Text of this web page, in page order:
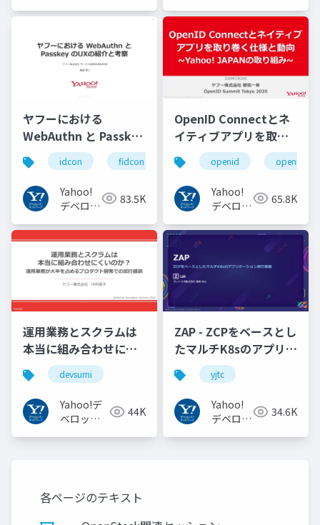
ネット
トワーク
ヤフーにおける
WebAuthn と Passkey
の UX の紹介と考察
#idcon #fidcon
idcon fidcon
Yahoo!
デベロッ
トワーク
83.5K
OpenID Connectとネ
イティブアプリを取り
巻く仕様と動向 Yahoo!
JAPANの取り組み
#openid
#openid_tokyo
openid
Yahoo!
デベロッ
トワーク
65.8K
運用業務とスクラムは
本当に組み合わせにく
いのか︖運用業務が大
半を占めるプロダクト
開発での試行錯誤
devsumi
Yahoo!デ
ベロッパ
44K
ZAP - ZCPをベースとし
たマルチK8sのアプリケ
ーション実行基盤
#YJTC / YJTC21 B-3
yjtc
Yahoo!
デベロッ
34.6K
各ページのテキスト